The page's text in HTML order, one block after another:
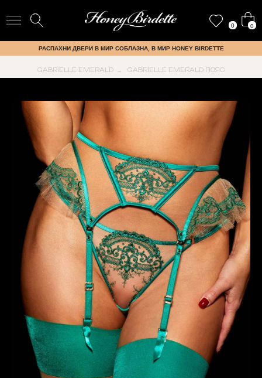
0 0
РАСПАХНИ ДВЕРИ В МИР СОБЛАЗНА, В МИР HONEY BIRDETTE
GABRIELLE EMERALD → GABRIELLE EMERALD ПОЯС